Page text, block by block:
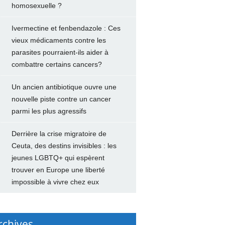
homosexuelle ?
Ivermectine et fenbendazole : Ces
vieux médicaments contre les
parasites pourraient-ils aider à
combattre certains cancers?
Un ancien antibiotique ouvre une
nouvelle piste contre un cancer
parmi les plus agressifs
Derrière la crise migratoire de
Ceuta, des destins invisibles : les
jeunes LGBTQ+ qui espèrent
trouver en Europe une liberté
impossible à vivre chez eux